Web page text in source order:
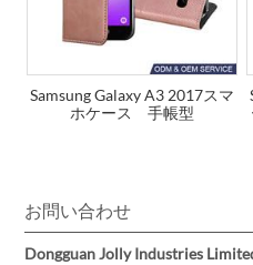
Samsung Galaxy A3 2017スマ
ホケース 手帳型
お問い合わせ
Dongguan Jolly Industries